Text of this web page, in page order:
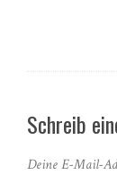
Schreib
Deine E-Mail-